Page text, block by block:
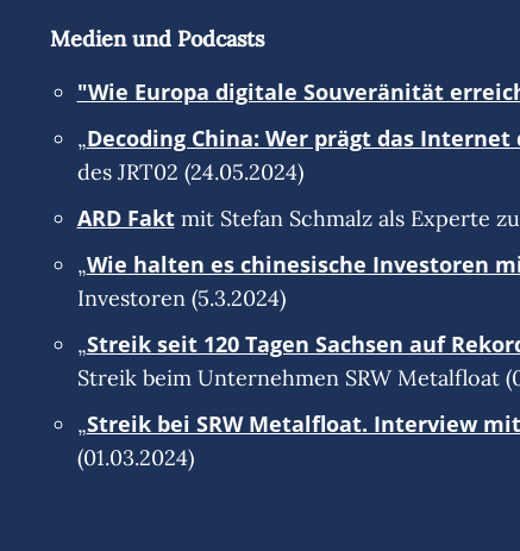
Medien und Podcasts
"Wie Europa digitale Souveränität
„Decoding China: Wer prägt das Internet
des JRT02 (24.05.2024)
ARD Faktmit Stefan Schmalz als Experte
„Wie halten es chinesische Investoren
Investoren (5.3.2024)
„Streik seit 120 Tagen Sachsen auf
Streik beim Unternehmen SRW Metalfloat
„Streik bei SRW Metalfloat. Interview
(01.03.2024)